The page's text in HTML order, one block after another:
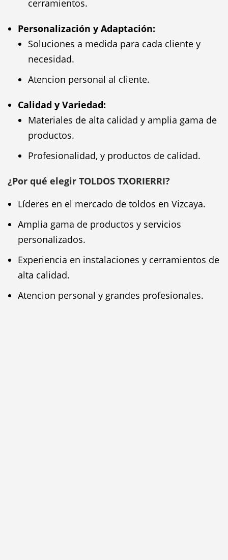
cerramientos.
Personalización y Adaptación:
Soluciones a medida para cada cliente y
necesidad.
Atencion personal al cliente.
Calidad y Variedad:
Materiales de alta calidad y amplia gama de
productos.
Profesionalidad, y productos de calidad.
¿Por qué elegir TOLDOS TXORIERRI?
Líderes en el mercado de toldos en Vizcaya.
Amplia gama de productos y servicios
personalizados.
Experiencia en instalaciones y cerramientos de
alta calidad.
Atencion personal y grandes profesionales.